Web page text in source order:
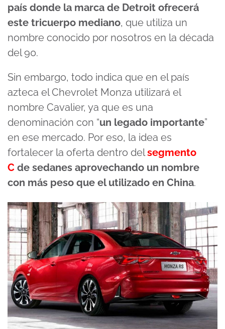
país donde la marca de Detroit ofrecerá
este tricuerpo mediano, que utiliza un
nombre conocido por nosotros en la década
del 90.
Sin embargo, todo indica que en el país
azteca el Chevrolet Monza utilizará el
nombre Cavalier, ya que es una
denominación con “un legado importante”
en ese mercado. Por eso, la idea es
fortalecer la oferta dentro delsegmento
C de sedanes aprovechando un nombre
con más peso que el utilizado en China.